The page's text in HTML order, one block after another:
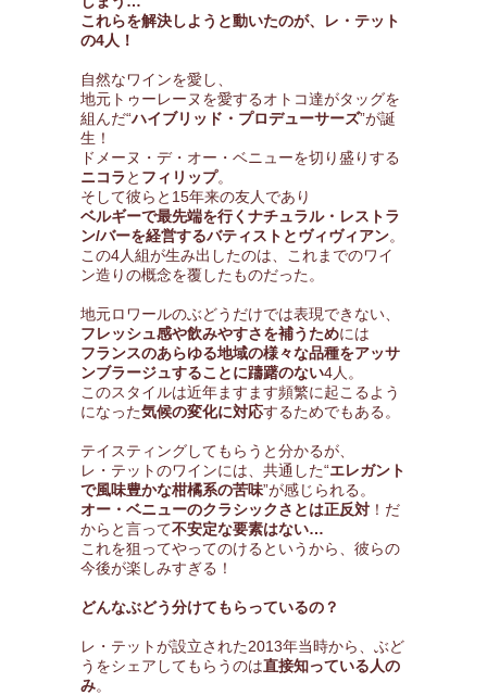
これらを解決しようと動いたのが、レ・テット
の4人！
自然なワインを愛し、
地元トゥーレーヌを愛するオトコ達がタッグを
組んだ“ハイブリッド・プロデューサーズ”が誕
生！
ドメーヌ・デ・オー・ベニューを切り盛りする
ニコラ と フィリップ。
そして彼らと15年来の友人であり
ベルギーで最先端を行くナチュラル・レストラ
ン/バーを経営するバティストとヴィヴィアン。
この4人組が生み出したのは、これまでのワイ
ン造りの概念を覆したものだった。
地元ロワールのぶどうだけでは表現できない、
フレッシュ感や飲みやすさを補うためには
フランスのあらゆる地域の様々な品種をアッサ
ンブラージュすることに躊躇のない4人。
このスタイルは近年ますます頻繁に起こるよう
になった気候の変化に対応するためでもある。
テイスティングしてもらうと分かるが、
レ・テットのワインには、共通した“エレガント
で風味豊かな柑橘系の苦味”が感じられる。
オー・ベニューのクラシックさとは正反対 ！だ
からと言って不安定な要素はない…
これを狙ってやってのけるというから、彼らの
今後が楽しみすぎる！
どんなぶどう分けてもらっているの？
レ・テットが設立された2013年当時から、ぶど
うをシェアしてもらうのは直接知っている人の
み。